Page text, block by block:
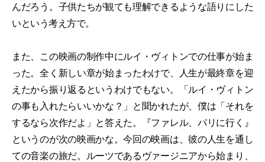
んだろう。子供たちが観ても理解できるような語りにした
いという考え方で。
また、この映画の制作中にルイ・ヴィトンでの仕事が始ま
った。全く新しい章が始まったわけで、人生が最終章を迎
えたから振り返るというわけでもない。「ルイ・ヴィトン
の事も入れたらいいかな？」と聞かれたが、僕は「それを
するなら次作だよ」と答えた。『ファレル、パリに行く』
というのが次の映画かな。今回の映画は、彼の人生を通し
ての音楽の旅だ。ルーツであるヴァージニアから始まり、